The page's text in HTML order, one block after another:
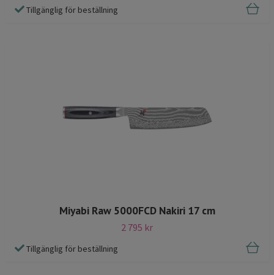
Tillgänglig för beställning
Miyabi Raw 5000FCD Nakiri 17 cm
2 795 kr
Tillgänglig för beställning